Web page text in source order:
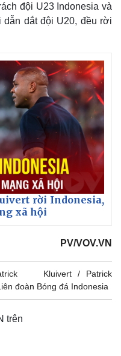
đội U23 Indonesia và
dẫn dắt đội U20, đều rời
rời Indonesia,
xã hội
PV/VOV.VN
Kluivert
Patrick
đoàn Bóng đá Indonesia
trên